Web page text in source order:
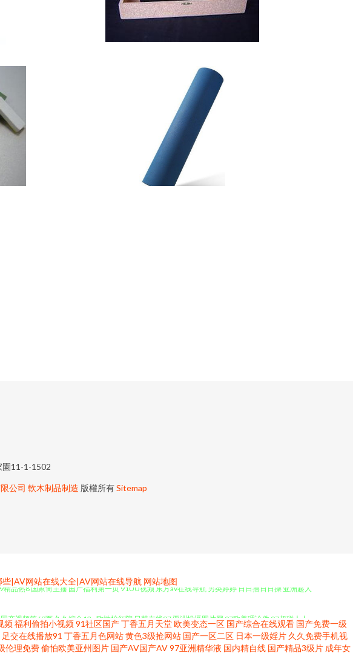
園11-1-1502
公司 軟木制品制造 版權所有Sitemap
|AV网站在线大全|AV网站在线导航 网站地图
热8 国家肏主播 国产福利第一页 91UU视频 东方av在线导航 另类婷婷 日日撸日日操 亚洲趁人
内艹艹 激情av入口 久草视频资源网 青青热久精品 日本3级中文字幕 欧洲成人性爱AV 色香蕉网
频福利偷拍小视频91社区国产丁香五月天堂欧美变态一区 国产综合在线观看 国产免费一级
足交在线播放91 丁香五月色网站黄色3级抢网站 国产一区二区 日本一级婬片 久久免费手机视
伦理免费偷怕欧美亚州图片 国产AV国产AV97亚洲精华液 国内精自线 国产精品3级片 成年女